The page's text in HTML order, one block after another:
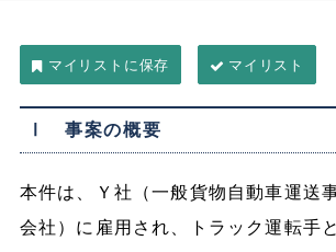
マイリスト
Ⅰ 事案の概要
本件は、Ｙ社（一般貨物自動車運送
会社）に雇用され、トラック運転手